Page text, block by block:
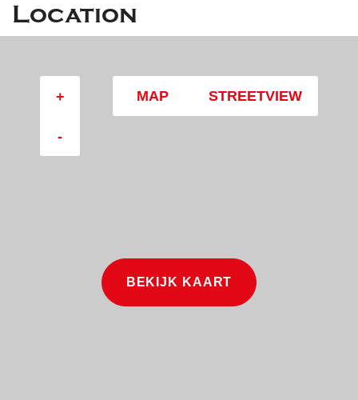
Location
BEKIJK KAART
+
-
MAP STREETVIEW